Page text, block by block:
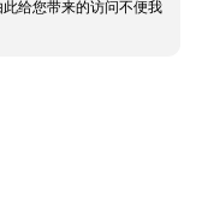
给您带来的访问不便我